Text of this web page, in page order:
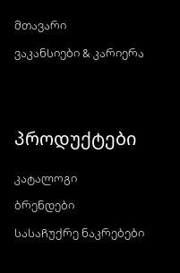
მთავარი
ვაკანსიები & კარიერა
პროდუქტები
კატალოგი
ბრენდები
სასაჩუქრე ნაკრებები